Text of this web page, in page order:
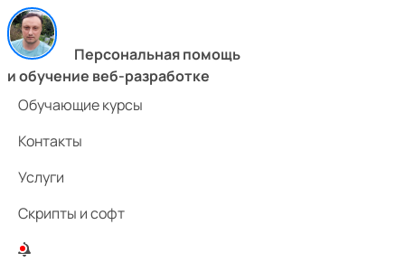
Персональная помощь
и обучение веб-разработке
Обучающие курсы
Контакты
Услуги
Скрипты и софт